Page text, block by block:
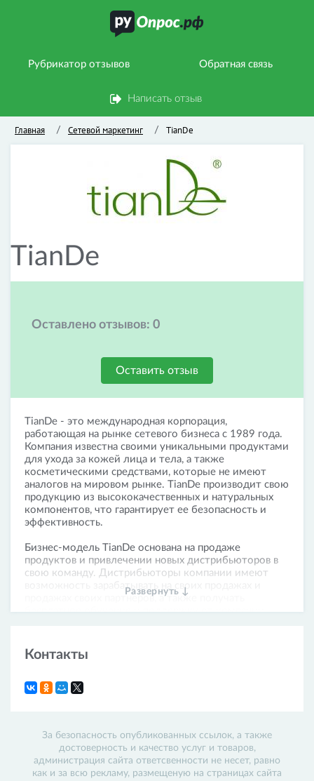
Рубрикатор отзывов Обратная связь
Написать отзыв
Главная / Сетевой маркетинг / TianDe
TianDe
Оставлено отзывов: 0
Оставить отзыв
TianDe - это международная корпорация,
работающая на рынке сетевого бизнеса с 1989 года.
Компания известна своими уникальными продуктами
для ухода за кожей лица и тела, а также
косметическими средствами, которые не имеют
аналогов на мировом рынке. TianDe производит свою
продукцию из высококачественных и натуральных
компонентов, что гарантирует ее безопасность и
эффективность.
Бизнес-модель TianDe основана на продаже
продуктов и привлечении новых дистрибьюторов в
свою команду. Дистрибьюторы компании имеют
возможность зарабатывать на своих продажах и
продажах своих партнеров, а также получать
бесплатное обучение и поддержку от компании.
деятельности и благотворительности, поддерживая
различные проекты, направленные на улучшение
также заботится об окружающей среде и
Хотите начать свой бизнес в индустрии красоты и
здоровья? Присоединяйтесь к TianDe и станьте
успешным дистрибьютором!
Развернуть ↓
Контакты
За безопасность опубликованных ссылок, а также
достоверность и качество услуг и товаров,
администрация сайта ответсвенности не несет, равно
как и за всю рекламу, размещеную на страницах сайта